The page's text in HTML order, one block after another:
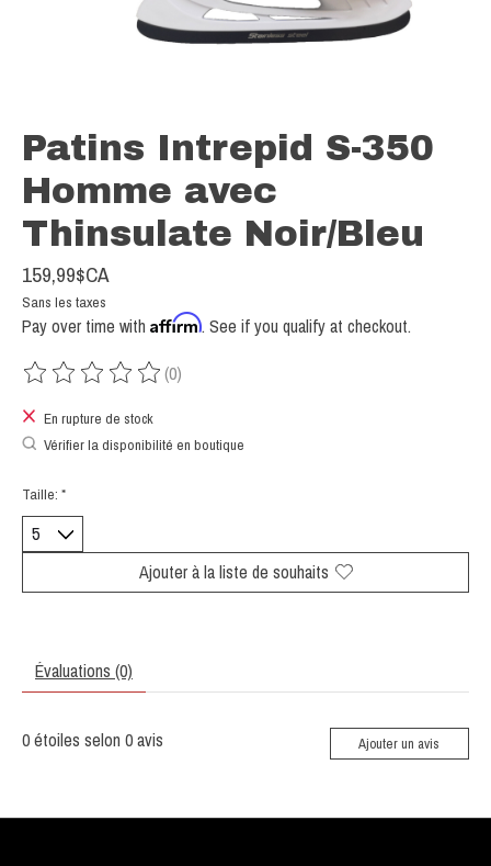
Patins Intrepid S-350
Homme avec
Thinsulate Noir/Bleu
159,99$CA
Sans les taxes
Pay over time with Affirm. See if you qualify at checkout.
Ce produit est évalué à
(0)
En rupture de stock
Vérifier la disponibilité en boutique
Taille: *
Ajouter à la liste de souhaits
Évaluations (0)
0étoiles selon 0avis Ajouter un avis